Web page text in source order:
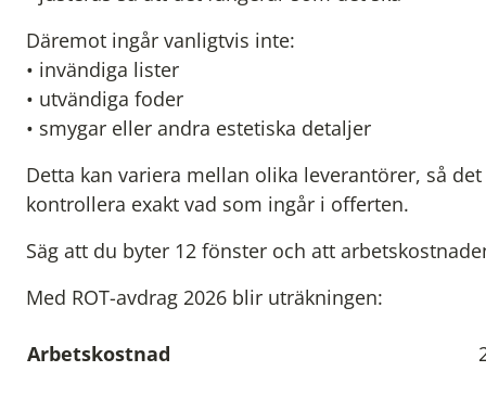
Däremot ingår vanligtvis inte:
• invändiga lister
• utvändiga foder
• smygar eller andra estetiska detaljer
Detta kan variera mellan olika leverantörer, så
kontrollera exakt vad som ingår i offerten.
Säg att du byter 12 fönster och att
Med ROT-avdrag 2026 blir uträkningen:
Arbetskostnad